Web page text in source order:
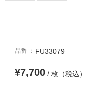
品番 FU33079
¥7,700 / 枚（税込）
床・
外
浴
室